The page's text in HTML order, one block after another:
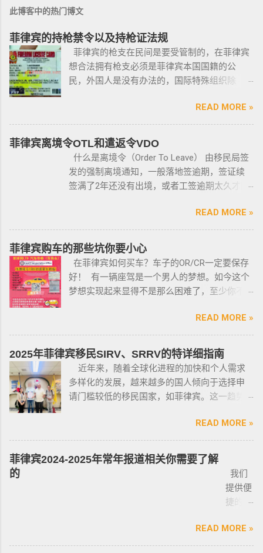
此博客中的热门博文
菲律宾的持枪禁令以及持枪证法规
菲律宾的枪支在民间是要受管制的，在菲律宾
想合法拥有枪支必须是菲律宾本国国籍的公
民，外国人是没有办法的，国际特殊组织除
格，例如，枪支的所有权，由菲律宾国家警察
局的枪支和爆炸物部门监管，该部门先进行背
景调查，再向申请人发放枪支许可证，如果想
获得枪支，这个审核的过程是必不可少的。 在
菲律宾申请合法持有枪支，申请人必须年满21
岁，并且通过背景调查，才能获得持有执照。
申请过程还包括通过药物测试丶获得法庭许可
丶精神病学检查丶国家警察许可丶参加菲律宾
宾的相关法律，一些行业的从业人员如律师丶
菲律宾律师协会的成员丶注册会计师丶有资质
的媒体从业人员丶出纳丶银行柜员丶天主教神
父丶基督教牧师丶犹太教拉比丶伊斯兰教阿訇
小型枪械，原因是他们的职业“岌岌可危”。 只有
处于实际的威胁之下，或者由于职业丶专业或
商业性质而处于危险之中的人，才会被认定为
有资格申请。 由于经商需要，存在较高风险成
为犯罪分子目标的商人，也可以申请携带许可
证。 据悉，这些行业的人们必须通过药物和心
的两年以上徒刑的案子，才可以获得特殊枪支
下，才可以携带枪支。 菲律宾当局表示，新法
律将帮助他们更好地规范使用枪械，遏制涉枪
犯罪。 该法律更严厉规定，个人如果非法持有
无牌枪支且被定罪的话，将面临至少入狱30
禁止公民携带枪支进入公共场合的禁令，即使
是未当班的警察，在公共场合携带配枪，也会
READ MORE »
菲律宾离境令OTL和遣返令VDO
什么是离境令（Order To Leave） 由移民局签
发的强制离境通知，一般落地签逾期，签证续
签满了2年还没有出境，或者工签逾期太久才降
工签，47a(2)签证，降签之后，也是带离境令
的，移民局要求必须离境。 多数情况下，被发
离境令，只要在规定时间内离开菲律宾，是不
会上移民局黑名单的。想了解更多最新信息欢
迎联系和咨询我们，微信：BGC998 电报
@BGC998 Whats app：+63 912-0912-222 电
话：0912-0912-222 优先使用TG免验证，咨询
请主动告知咨询项目，菲律宾MAKATI 实体公
什么是遣返令VDO（Voluntary Deportation
Order） 一般都是非法行为导致被遣返，情节比
较严重。例如19-20年，很多客户是非法用落地
签转旅游签。 一般遣返客户都会成为“菲律宾不
次再来需要洗黑。 哪些情况会被遣返？ 1. 落地
签转旅游签的旅客，如果没有提前在移民局处
理，出境在机场就被扣护照。 2. 2016年克拉克
事件被抓的，又保关入境的客户必须要做遣返
才能出境。 3. 在菲律宾工作无牌照被本地警察
抓，在拘留所等待遣返或保出来做遣返。 4. 在
5. 在机场海关是黑名单保关入境的，回国要做
READ MORE »
菲律宾购车的那些坑你要小心
在菲律宾如何买车？车子的OR/CR一定要保存
好！ 有一辆座驾是一个男人的梦想。如今这个
梦想实现起来显得不是那么困难了，至少你不
律宾就可以买一辆代步车，所以此贴仅供预算
有限的新人提供参考，大神勿喷。 废话不多
说，菲律宾买车的时候最好选择本地人开的车
行，年限4年内的最好，一般没啥通病，最好自
己去网上搜索，二手车网站也可以，原因我就
不详细说明了，中国人卖的车很多调表 很多有
暗伤才卖； 找到你心爱的车的时候千万不要着
急下单，一定要多渠道比价，多维度评估，最
车人和 和你交易的是不是同一个人 ； 在菲买二
手车一般都是车主将车卖给车行，车行再把车
卖给你，所以有几个细节你要注意了： 1、你会
拿到两份合同，第一份是车主卖给车行的，这
是否一致，车主ID和车行老板ID复印件作为合同
附件一同给你，每一个ID旁边都要有车主的签
READ MORE »
2025年菲律宾移民SIRV、SRRV的特详细指南
近年来，随着全球化进程的加快和个人需求
多样化的发展，越来越多的国人倾向于选择申
请门槛较低的移民国家，如菲律宾。这一趋势
申请菲律宾的移民签证呢？ 接下来，我们将
分析菲律宾移民签证之所以 备受欢迎的几大原
因，并简要概述其申请条件与流程。菲律宾移
民签证和其他国家相比有很多独特的优势：其
申请成本相对较低，地理位置与中国相近，没
有繁琐的移民监限制，为申请者提供了极大的
便利与自由。 在菲律宾，主要有两种移民
签证：SRRV（退休移民签证）和SIRV（投资移
READ MORE »
菲律宾2024-2025年常年报道相关你需要了解
的
我们
提供便
捷的菲
侨常年
报道服
READ MORE »